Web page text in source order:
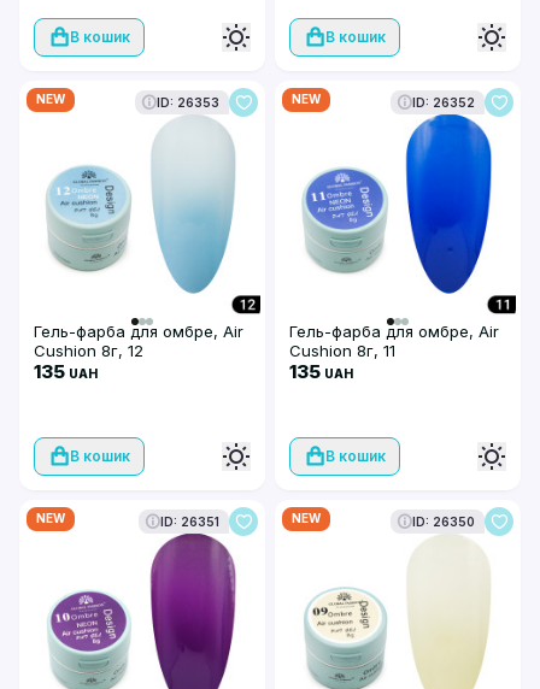
В кошик В кошик
NEW ID: 26353
Гель-фарба для омбре, Air
Cushion 8г, 12
135 UAH
В кошик
NEW ID: 26352
Гель-фарба для омбре, Air
Cushion 8г, 11
135 UAH
В кошик
NEW ID: 26351 NEW ID: 26350